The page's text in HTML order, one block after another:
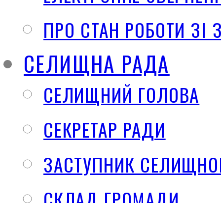
ПРО СТАН РОБОТИ
СЕЛИЩНА РАДА
СЕЛИЩНИЙ ГОЛОВА
СЕКРЕТАР РАДИ
ЗАСТУПНИК